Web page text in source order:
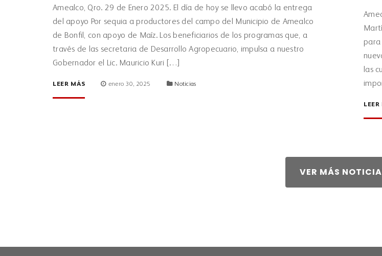
Amealco, Qro. 29 de Enero 2025. El día de hoy se llevo acabó la entrega
del apoyo Por sequia a productores del campo del Municipio de Amealco
de Bonfil, con apoyo de Maíz. Los beneficiarios de los programas que, a
través de las secretaria de Desarrollo Agropecuario, impulsa a nuestro
Gobernador el Lic. Mauricio Kuri […]
LEER MÁS enero 30, 2025 Noticias
para
las
LEER
VER MÁS